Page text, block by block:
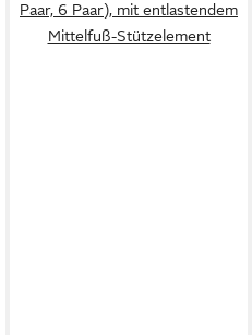
Paar, 6 Paar), mit entlastendem
Mittelfuß-Stützelement